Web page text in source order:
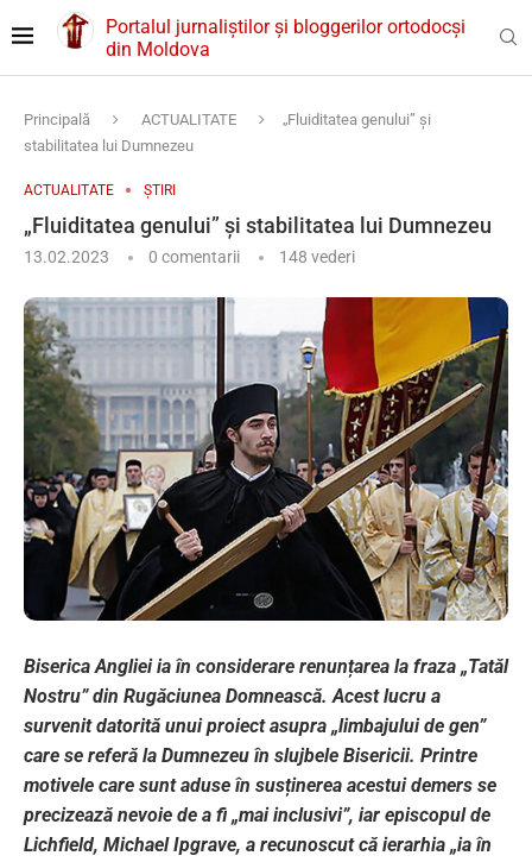
Portalul jurnaliștilor și bloggerilor ortodocși
din Moldova
Principală ACTUALITATE
„Fluiditatea genului” și
stabilitatea lui Dumnezeu
ACTUALITATE ȘTIRI
„Fluiditatea genului” și stabilitatea lui Dumnezeu
13.02.2023 0 comentarii 148 vederi
Biserica Angliei ia în considerare renunțarea la fraza „Tatăl
Nostru” din Rugăciunea Domnească. Acest lucru a
survenit datorită unui proiect asupra „limbajului de gen”
care se referă la Dumnezeu în slujbele Bisericii. Printre
motivele care sunt aduse în susținerea acestui demers se
precizează nevoie de a fi „mai inclusivi”, iar episcopul de
Lichfield, Michael Ipgrave, a recunoscut că ierarhia „ia în